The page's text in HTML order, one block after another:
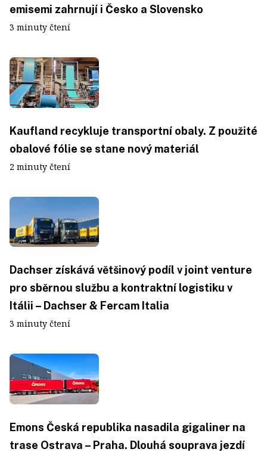
emisemi zahrnují i Česko a Slovensko
3 minuty čtení
Kaufland recykluje transportní obaly. Z použité
obalové fólie se stane nový materiál
2 minuty čtení
Dachser získává většinový podíl v joint venture
pro sběrnou službu a kontraktní logistiku v
Itálii – Dachser & Fercam Italia
3 minuty čtení
Emons Česká republika nasadila gigaliner na
trase Ostrava – Praha. Dlouhá souprava jezdí